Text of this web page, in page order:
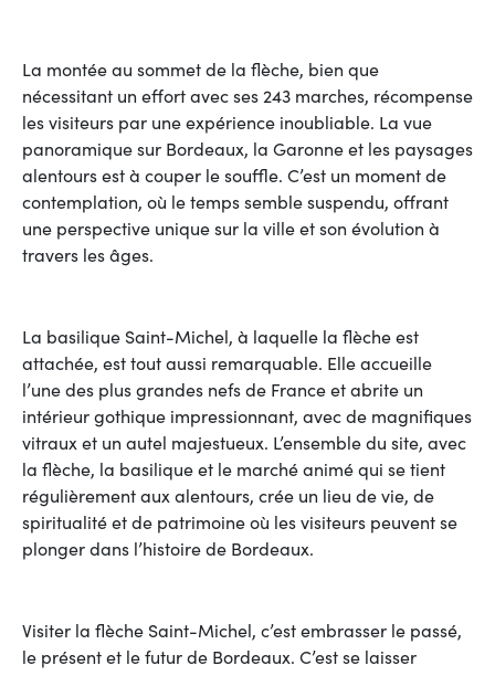
La montée au sommet de la flèche, bien que
nécessitant un effort avec ses 243 marches, récompense
les visiteurs par une expérience inoubliable. La vue
panoramique sur Bordeaux, la Garonne et les paysages
alentours est à couper le souffle. C’est un moment de
contemplation, où le temps semble suspendu, offrant
une perspective unique sur la ville et son évolution à
travers les âges.
La basilique Saint-Michel, à laquelle la flèche est
attachée, est tout aussi remarquable. Elle accueille
l’une des plus grandes nefs de France et abrite un
intérieur gothique impressionnant, avec de magnifiques
vitraux et un autel majestueux. L’ensemble du site, avec
la flèche, la basilique et le marché animé qui se tient
régulièrement aux alentours, crée un lieu de vie, de
spiritualité et de patrimoine où les visiteurs peuvent se
plonger dans l’histoire de Bordeaux.
Visiter la flèche Saint-Michel, c’est embrasser le passé,
le présent et le futur de Bordeaux. C’est se laisser